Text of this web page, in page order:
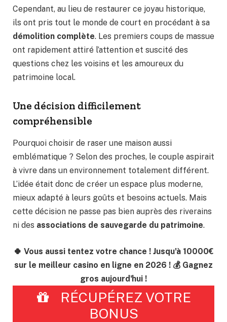
Cependant, au lieu de restaurer ce joyau historique,
ils ont pris tout le monde de court en procédant à sa
démolition complète. Les premiers coups de massue
ont rapidement attiré l’attention et suscité des
questions chez les voisins et les amoureux du
patrimoine local.
Une décision difficilement
compréhensible
Pourquoi choisir de raser une maison aussi
emblématique ? Selon des proches, le couple aspirait
à vivre dans un environnement totalement différent.
L’idée était donc de créer un espace plus moderne,
mieux adapté à leurs goûts et besoins actuels. Mais
cette décision ne passe pas bien auprès des riverains
ni des associations de sauvegarde du patrimoine.
🍀 Vous aussi tentez votre chance ! Jusqu'à 10000€
sur le meilleur casino en ligne en 2026 ! 💰 Gagnez
gros aujourd'hui !
RÉCUPÉREZ VOTRE
BONUS